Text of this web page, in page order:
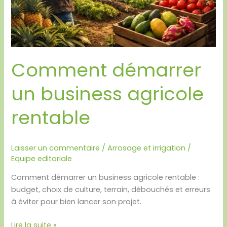
Comment démarrer
un business agricole
rentable
Laisser un commentaire /Arrosage et irrigation /
Equipe editoriale
Comment démarrer un business agricole rentable :
budget, choix de culture, terrain, débouchés et erreurs
à éviter pour bien lancer son projet.